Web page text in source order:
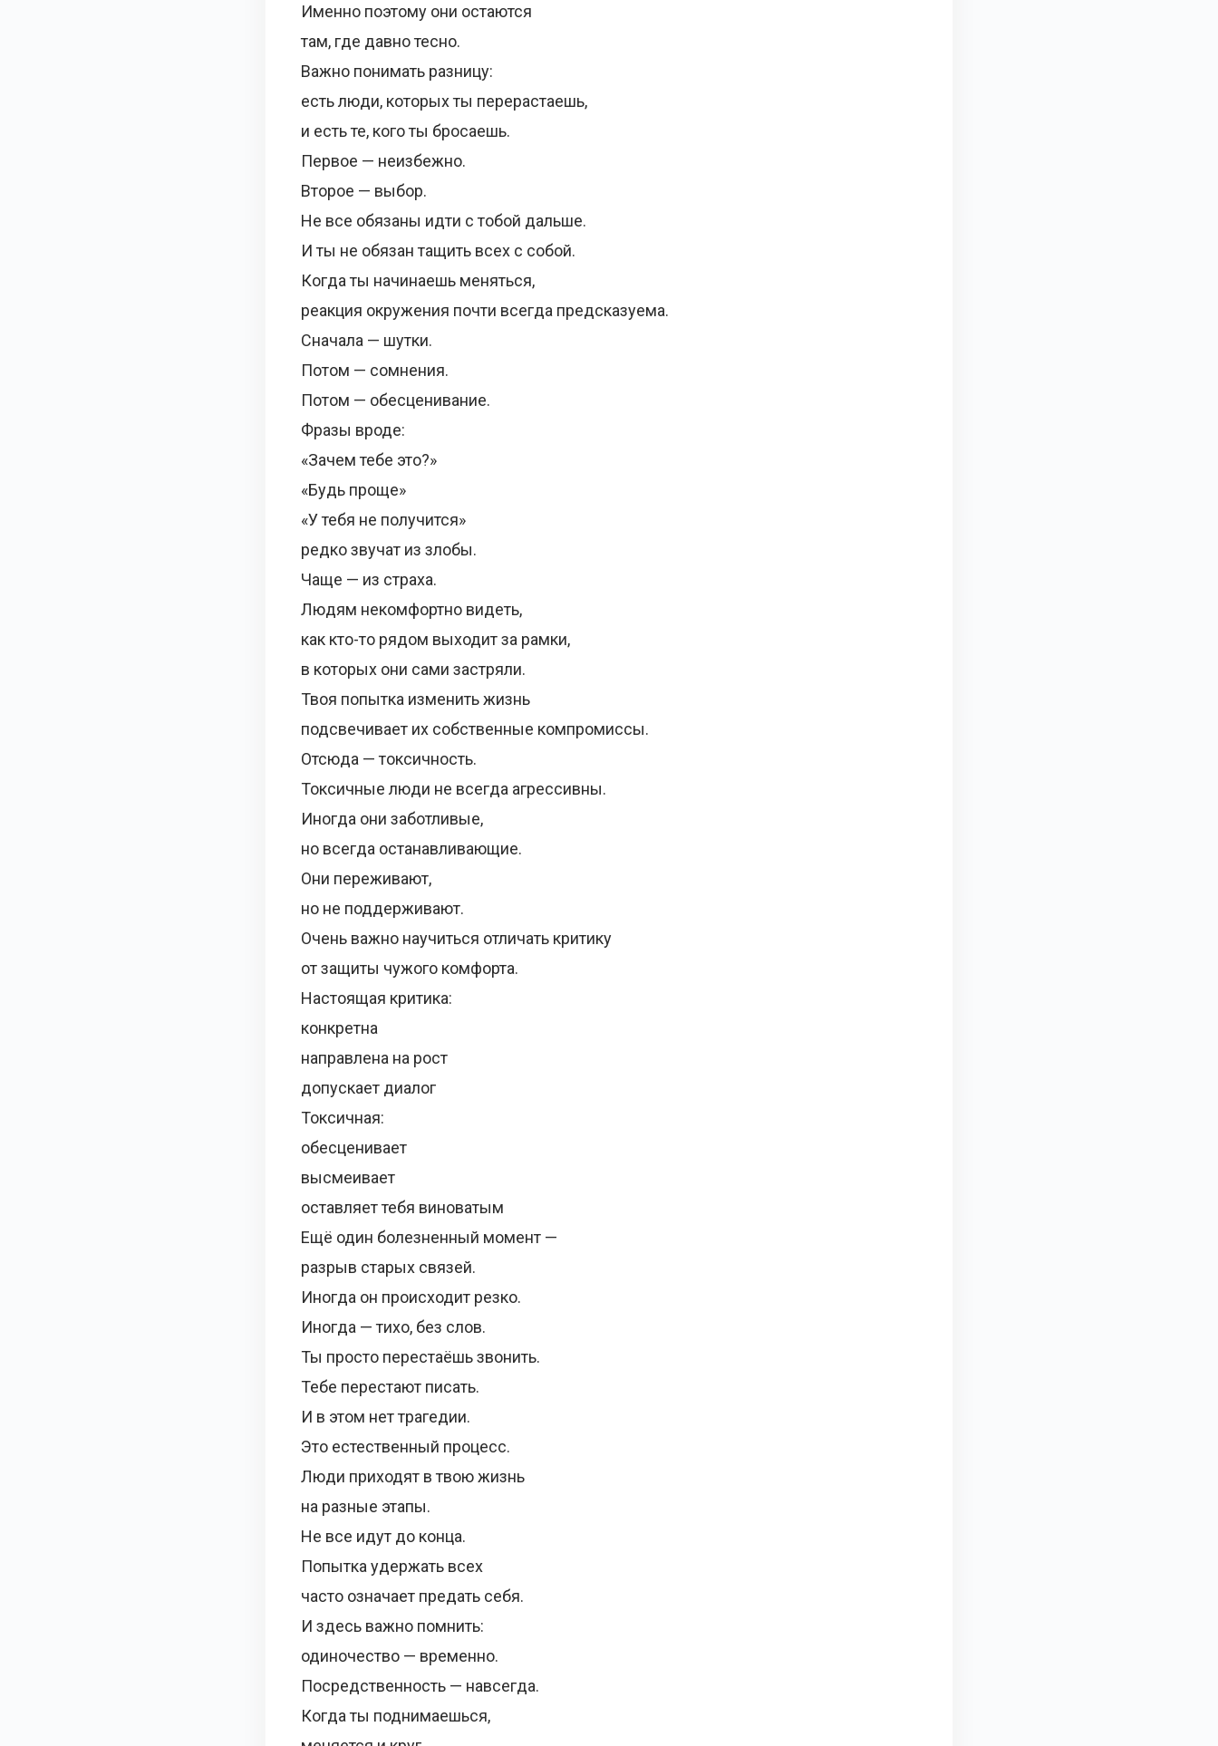
Именно поэтому они остаются
там, где давно тесно.
Важно понимать разницу:
есть люди, которых ты перерастаешь,
и есть те, кого ты бросаешь.
Первое — неизбежно.
Второе — выбор.
Не все обязаны идти с тобой дальше.
И ты не обязан тащить всех с собой.
Когда ты начинаешь меняться,
реакция окружения почти всегда предсказуема.
Сначала — шутки.
Потом — сомнения.
Потом — обесценивание.
Фразы вроде:
«Зачем тебе это?»
«Будь проще»
«У тебя не получится»
редко звучат из злобы.
Чаще — из страха.
Людям некомфортно видеть,
как кто-то рядом выходит за рамки,
в которых они сами застряли.
Твоя попытка изменить жизнь
подсвечивает их собственные компромиссы.
Отсюда — токсичность.
Токсичные люди не всегда агрессивны.
Иногда они заботливые,
но всегда останавливающие.
Они переживают,
но не поддерживают.
Очень важно научиться отличать критику
от защиты чужого комфорта.
Настоящая критика:
конкретна
направлена на рост
допускает диалог
Токсичная:
обесценивает
высмеивает
оставляет тебя виноватым
Ещё один болезненный момент —
разрыв старых связей.
Иногда он происходит резко.
Иногда — тихо, без слов.
Ты просто перестаёшь звонить.
Тебе перестают писать.
И в этом нет трагедии.
Это естественный процесс.
Люди приходят в твою жизнь
на разные этапы.
Не все идут до конца.
Попытка удержать всех
часто означает предать себя.
И здесь важно помнить:
одиночество — временно.
Посредственность — навсегда.
Когда ты поднимаешься,